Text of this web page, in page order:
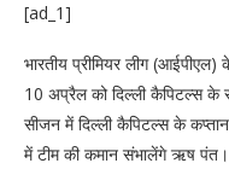
[ad_1]
भारतीय प्रीमियर लीग
10 अप्रैल को दिल्ली कैपिटल्स के
सीजन में दिल्ली कैपिटल्स के
में टीम की कमान संभालेंगे ऋष